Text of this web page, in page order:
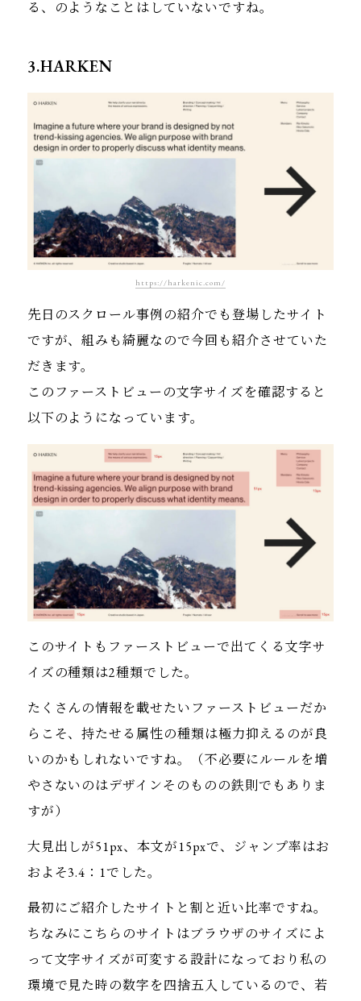
る、のようなことはしていないですね。
3.HARKEN
https://harkenic.com/
先日のスクロール事例の紹介でも登場したサイト
ですが、組みも綺麗なので今回も紹介させていた
だきます。
このファーストビューの文字サイズを確認すると
以下のようになっています。
このサイトもファーストビューで出てくる文字サ
イズの種類は2種類でした。
たくさんの情報を載せたいファーストビューだか
らこそ、持たせる属性の種類は極力抑えるのが良
いのかもしれないですね。（不必要にルールを増
やさないのはデザインそのものの鉄則でもありま
すが）
大見出しが51px、本文が15pxで、ジャンプ率はお
およそ3.4：1でした。
最初にご紹介したサイトと割と近い比率ですね。
ちなみにこちらのサイトはブラウザのサイズによ
って文字サイズが可変する設計になっており私の
環境で見た時の数字を四捨五入しているので、若